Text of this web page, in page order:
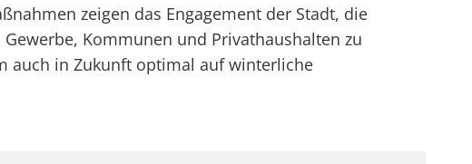
zeigen das Engagement der Stadt, die
Kommunen und Privathaushalten zu
auch in Zukunft optimal auf winterliche